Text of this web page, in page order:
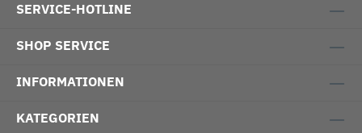
SERVICE-HOTLINE
SHOP SERVICE
INFORMATIONEN
KATEGORIEN